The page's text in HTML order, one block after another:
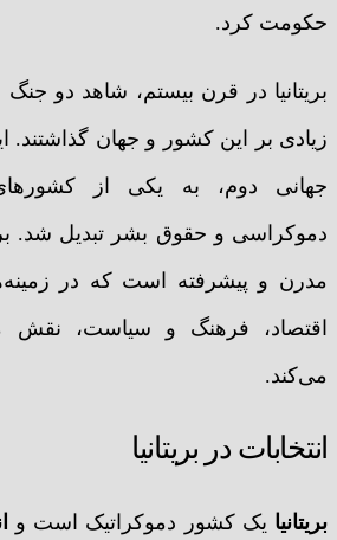
حکومت کرد.
بریتانیا در قرن بیستم، شاهد دو جنگ
زیادی بر این کشور و جهان
جهانی دوم، به یکی از
دموکراسی و حقوق بشر تبدیل شد.
مدرن و پیشرفته است که در
اقتصاد، فرهنگ و سیاست، نقش
می‌کند.
انتخابات در بریتانیا
بریتانیا یک کشور دموکراتیک است و